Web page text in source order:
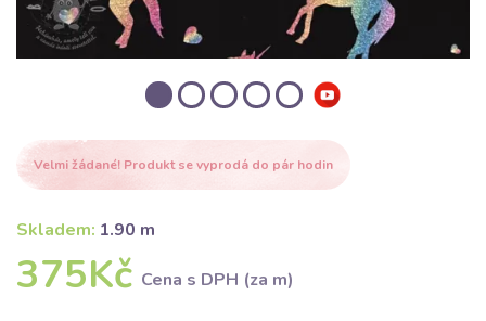
Velmi žádané! Produkt se vyprodá do pár hodin
Skladem: 1.90 m
375Kč Cena s DPH (za m)